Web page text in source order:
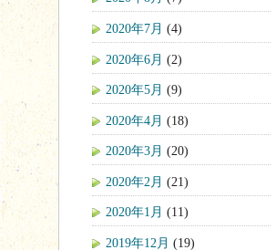
2020年7月 (4)
2020年6月 (2)
2020年5月 (9)
2020年4月 (18)
2020年3月 (20)
2020年2月 (21)
2020年1月 (11)
2019年12月 (19)